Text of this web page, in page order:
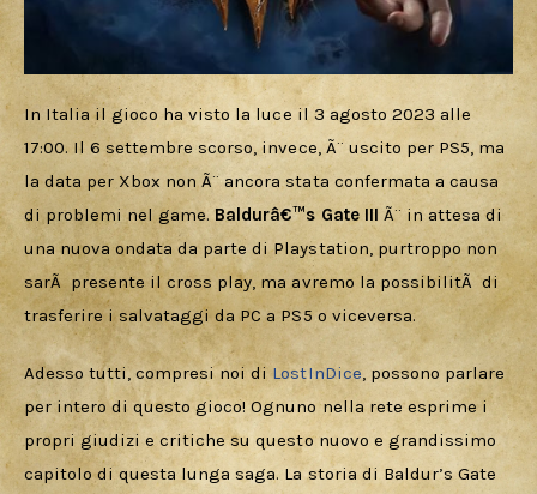
In Italia il gioco ha visto la luce il 3 agosto 2023 alle
17:00. Il 6 settembre scorso, invece, Ã¨ uscito per PS5, ma
la data per Xbox non Ã¨ ancora stata confermata a causa
di problemi nel game. Baldurâ€™s Gate III Ã¨ in attesa di
una nuova ondata da parte di Playstation, purtroppo non
sarÃ  presente il cross play, ma avremo la possibilitÃ  di
trasferire i salvataggi da PC a PS5 o viceversa.
Adesso tutti, compresi noi di LostInDice, possono parlare
per intero di questo gioco! Ognuno nella rete esprime i
propri giudizi e critiche su questo nuovo e grandissimo
capitolo di questa lunga saga. La storia di Baldur’s Gate